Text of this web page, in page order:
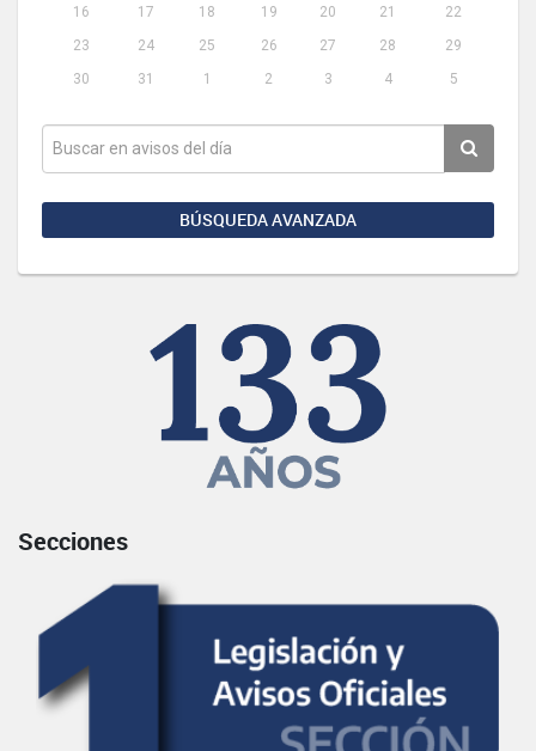
16
17 18 19 20 21
22
23
24 25 26 27 28
29
30
31 1 2 3 4 5
BÚSQUEDA AVANZADA
Secciones